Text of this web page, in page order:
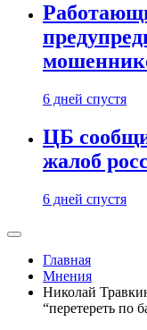
6 дней спустя
ЦБ
жалоб
6 дней спустя
Главная
Мнения
Николай
“перетереть по